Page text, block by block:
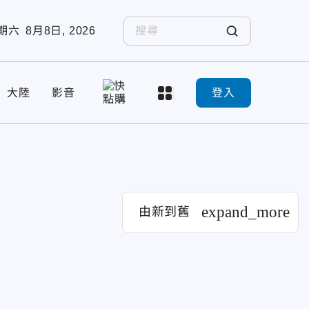
六 8月8日, 2026
大陸 影音 登入
由新到舊 expand_more